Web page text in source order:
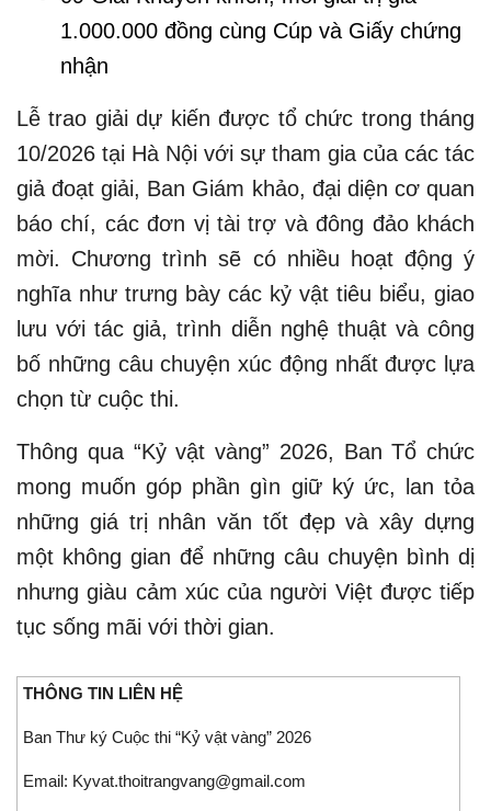
1.000.000 đồng cùng Cúp và Giấy chứng
nhận
Lễ trao giải dự kiến được tổ chức trong tháng
10/2026 tại Hà Nội với sự tham gia của các tác
giả đoạt giải, Ban Giám khảo, đại diện cơ quan
báo chí, các đơn vị tài trợ và đông đảo khách
mời. Chương trình sẽ có nhiều hoạt động ý
nghĩa như trưng bày các kỷ vật tiêu biểu, giao
lưu với tác giả, trình diễn nghệ thuật và công
bố những câu chuyện xúc động nhất được lựa
chọn từ cuộc thi.
Thông qua “Kỷ vật vàng” 2026, Ban Tổ chức
mong muốn góp phần gìn giữ ký ức, lan tỏa
những giá trị nhân văn tốt đẹp và xây dựng
một không gian để những câu chuyện bình dị
nhưng giàu cảm xúc của người Việt được tiếp
tục sống mãi với thời gian.
THÔNG TIN LIÊN HỆ
Ban Thư ký Cuộc thi “Kỷ vật vàng” 2026
Email: Kyvat.thoitrangvang@gmail.com